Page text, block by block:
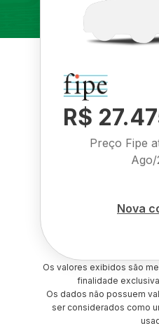
R$
Preço Fipe
Ago/
Nova
Os valores exibidos são
finalidade
Os dados não possuem
ser considerados como